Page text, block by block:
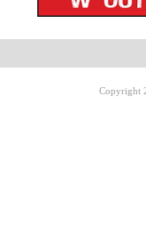
Copyright